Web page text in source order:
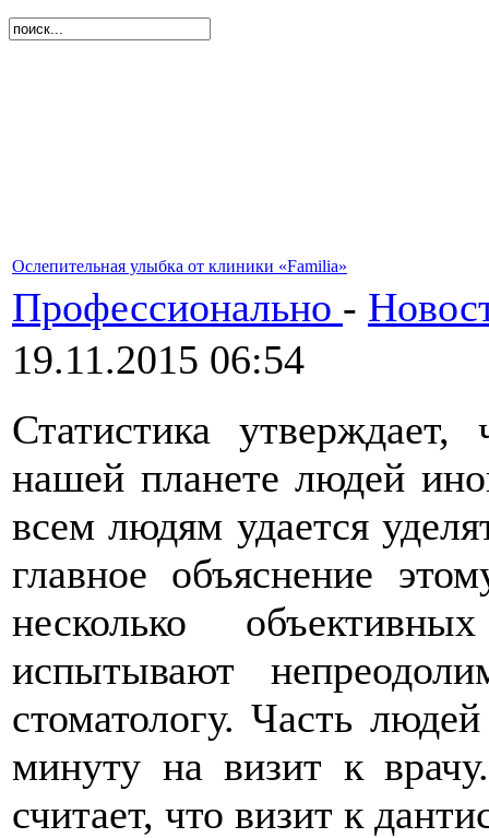
Ослепительная улыбка от клиники «Familia»
Профессионально -
19.11.2015 06:54
Статистика
нашей планете людей
всем людям удается
главное объяснение
несколько
испытывают
стоматологу. Часть
минуту на визит к
считает, что визит к